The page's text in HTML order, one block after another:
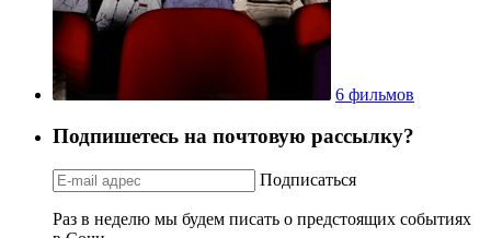
6 фильмов
Подпишетесь на почтовую рассылку?
Подписаться
Раз в неделю мы будем писать о предстоящих событиях